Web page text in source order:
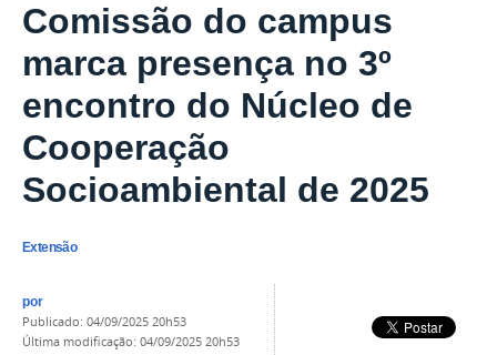
Comissão do campus
marca presença no 3º
encontro do Núcleo de
Cooperação
Socioambiental de 2025
Extensão
por
publicado: 04/09/2025 20h53
última modificação: 04/09/2025 20h53